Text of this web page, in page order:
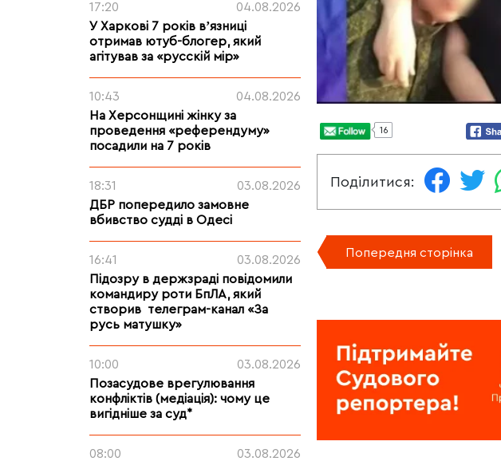
17:20
04.08.2026
У Харкові 7 років вʼязниці
отримав ютуб-блогер, який
агітував за «русскій мір»
10:43
04.08.2026
На Херсонщині жінку за
проведення «референдуму»
посадили на 7 років
18:31
03.08.2026
ДБР попередило замовне
вбивство судді в Одесі
16:41
03.08.2026
Підозру в держзраді повідомили
командиру роти БпЛА, який
створив телеграм-канал «За
русь матушку»
10:00
03.08.2026
Позасудове врегулювання
конфліктів (медіація): чому це
вигідніше за суд*
08:00
03.08.2026
16
Поділитися:
Попередня сторінка